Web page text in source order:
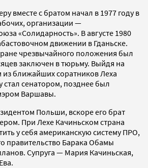
вместе с братом начал в 1977 году в
организации —
«Солидарность». В августе 1980
движении в Гданьске.
чрезвычайного положения был
заключен в тюрьму. Выйдя на
из ближайших соратников Леха
стал сенатором, позднее был
Варшавы.
Польши, вскоре его брат
При Лехе Качиньском страна
у себя американскую систему ПРО,
правительство Барака Обамы
Супруга — Мария Качиньская,